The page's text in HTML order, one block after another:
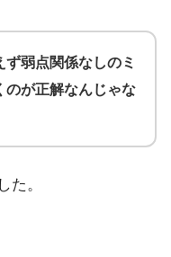
弱点関係なしのミ
のが正解なんじゃな
た。